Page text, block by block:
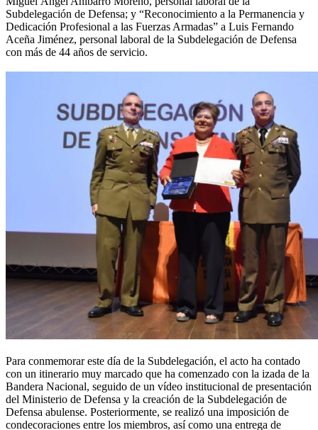
Subdelegación de Defensa; y “Reconocimiento a la Permanencia y
Dedicación Profesional a las Fuerzas Armadas” a Luis Fernando
Aceña Jiménez, personal laboral de la Subdelegación de Defensa
con más de 44 años de servicio.
Para conmemorar este día de la Subdelegación, el acto ha contado
con un itinerario muy marcado que ha comenzado con la izada de la
Bandera Nacional, seguido de un vídeo institucional de presentación
del Ministerio de Defensa y la creación de la Subdelegación de
Defensa abulense. Posteriormente, se realizó una imposición de
condecoraciones entre los miembros, así como una entrega de